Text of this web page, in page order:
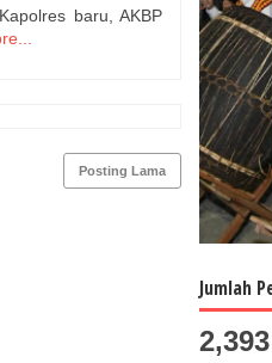
baru, AKBP
Posting Lama
Jumlah
2,393